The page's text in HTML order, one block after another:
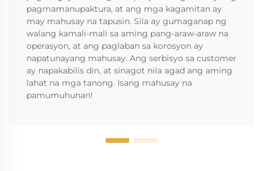
pagmamanupaktura, at ang mga kagamitan ay
may mahusay na tapusin. Sila ay gumaganap ng
walang kamali-mali sa aming pang-araw-araw na
operasyon, at ang paglaban sa korosyon ay
napatunayang mahusay. Ang serbisyo sa customer
ay napakabilis din, at sinagot nila agad ang aming
lahat na mga tanong. Isang mahusay na
pamumuhunan!